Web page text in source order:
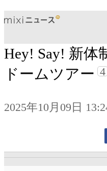
Hey! Say! 新体
ドームツアー 4
2025年10月09日